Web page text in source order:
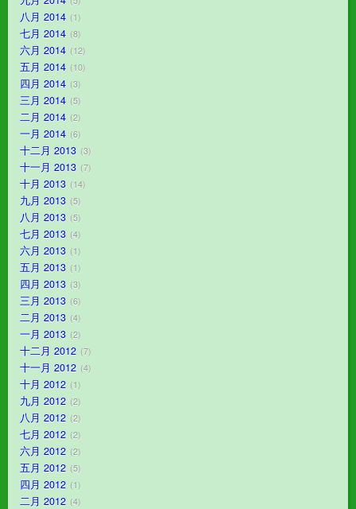
八月 2014 1
七月 2014 8
六月 2014 12
五月 2014 10
四月 2014 3
三月 2014 5
二月 2014 2
一月 2014 6
十二月 2013 3
十一月 2013 7
十月 2013 14
九月 2013 5
八月 2013 5
七月 2013 4
六月 2013 1
五月 2013 1
四月 2013 3
三月 2013 6
二月 2013 4
一月 2013 2
十二月 2012 7
十一月 2012 4
十月 2012 1
九月 2012 2
八月 2012 2
七月 2012 2
六月 2012 2
五月 2012 5
四月 2012 1
二月 2012 4